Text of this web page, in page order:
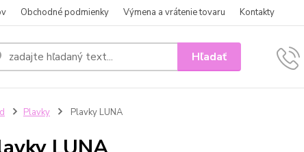
Obchodné podmienky Výmena a vrátenie tovaru Kontakty
Hľadať
Plavky Plavky LUNA